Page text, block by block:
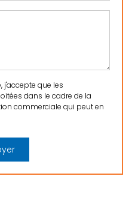
j'accepte que les
dans le cadre de la
commerciale qui peut en